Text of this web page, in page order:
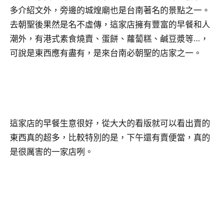
多介紹文外，旁邊的城煌廟也是台南著名的景點之一。
去朝聖後果然是名不虛傳，這家店擁有豐富的早餐和人
潮外，有港式素食燒賣、蛋餅、蘿蔔糕、鹹豆漿等…，
可說是東西應有盡有，是來台南必朝聖的店家之一。
這家店的早餐生意很好，從大大的看版就可以看出賣的
東西真的超多，比較特別的是，下午還有賣便當，真的
是很厲害的一家店咧。